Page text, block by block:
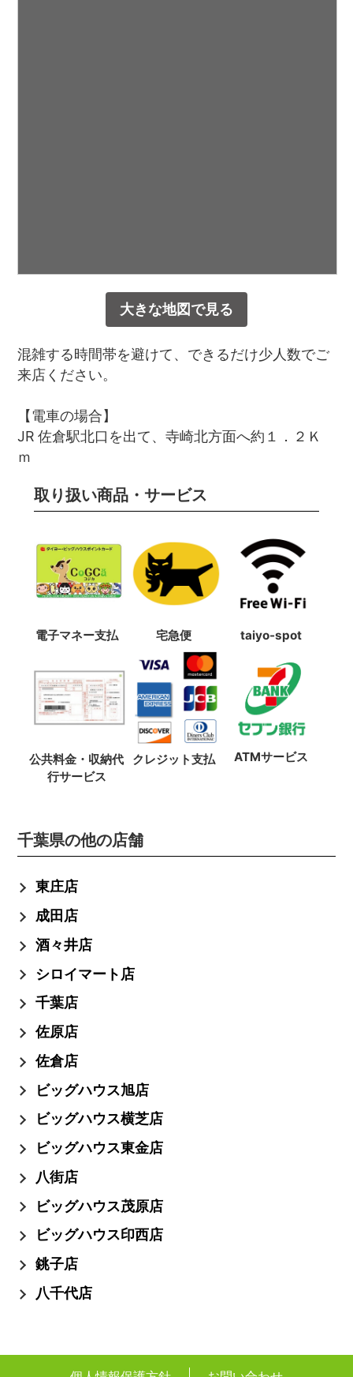
大きな地図で見る
混雑する時間帯を避けて、できるだけ少人数でご
来店ください。
【電車の場合】
JR 佐倉駅北口を出て、寺崎北方面へ約１．２Ｋ
ｍ
取り扱い商品・サービス
電子マネー支払 宅急便 taiyo-spot
公共料金・収納代
行サービス
クレジット支払 ATMサービス
千葉県の他の店舗
東庄店
成田店
酒々井店
シロイマート店
千葉店
佐原店
佐倉店
ビッグハウス旭店
ビッグハウス横芝店
ビッグハウス東金店
八街店
ビッグハウス茂原店
ビッグハウス印西店
銚子店
八千代店